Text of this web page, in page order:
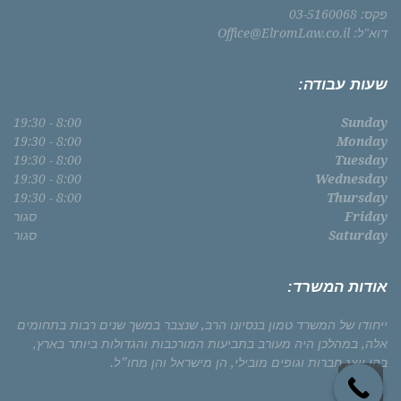
פקס: 03-5160068
דוא"ל: Office@ElromLaw.co.il
שעות עבודה:
Sunday
8:00 - 19:30
Monday
8:00 - 19:30
Tuesday
8:00 - 19:30
Wednesday
8:00 - 19:30
Thursday
8:00 - 19:30
Friday
סגור
Saturday
סגור
אודות המשרד:
ייחודו של המשרד טמון בנסיונו הרב, שנצבר במשך שנים רבות בתחומים
אלה, במהלכן היה מעורב בתביעות המורכבות והגדולות ביותר בארץ,
בהן ייצג חברות וגופים מובילי, הן מישראל והן מחו״ל.
גלילה